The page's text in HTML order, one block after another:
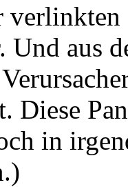
Und aus
Diese
in